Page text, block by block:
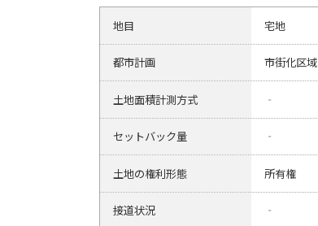
地目 宅地
都市計画 市街化区域
土地面積計測方式 ‐
セットバック量 ‐
土地の権利形態 所有権
接道状況 ‐